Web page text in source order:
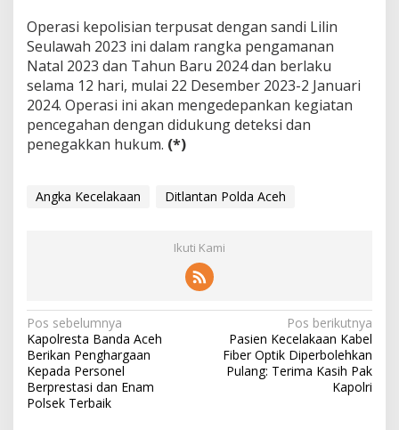
Operasi kepolisian terpusat dengan sandi Lilin
Seulawah 2023 ini dalam rangka pengamanan
Natal 2023 dan Tahun Baru 2024 dan berlaku
selama 12 hari, mulai 22 Desember 2023-2 Januari
2024. Operasi ini akan mengedepankan kegiatan
pencegahan dengan didukung deteksi dan
penegakkan hukum. (*)
Angka Kecelakaan Ditlantan Polda Aceh
Ikuti Kami
N
a
v
i
Pos sebelumnya
Kapolresta Banda Aceh
Berikan Penghargaan
Kepada Personel
Berprestasi dan Enam
Polsek Terbaik
Pos berikutnya
Pasien Kecelakaan Kabel
Fiber Optik Diperbolehkan
Pulang: Terima Kasih Pak
Kapolri